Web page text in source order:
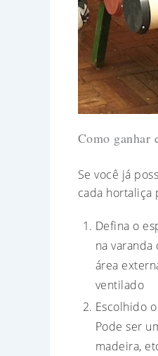
Como ganhar
Se você já
cada hortaliça
Defina o
na
área
ventilado
Escolhido
Pode ser
madeira,